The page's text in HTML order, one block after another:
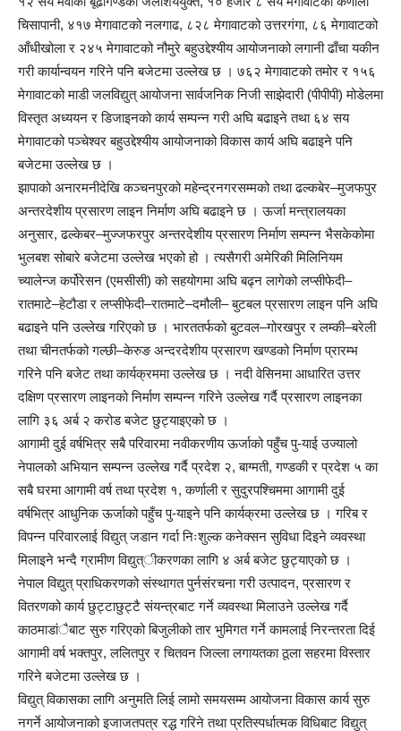
चिसापानी, ४१७ मेगावाटको नलगाढ, ८२८ मेगावाटको उत्तरगंगा, ८६ मेगावाटको
आँधीखोला र २४५ मेगावाटको नौमुरे बहुउद्देश्यीय आयोजनाको लगानी ढाँचा यकीन
गरी कार्यान्वयन गरिने पनि बजेटमा उल्लेख छ । ७६२ मेगावाटको तमोर र १५६
मेगावाटको माडी जलविद्युत् आयोजना सार्वजनिक निजी साझेदारी (पीपीपी) मोडेलमा
विस्तृत अध्ययन र डिजाइनको कार्य सम्पन्न गरी अघि बढाइने तथा ६४ सय
मेगावाटको पञ्चेश्वर बहुउद्देश्यीय आयोजनाको विकास कार्य अघि बढाइने पनि
बजेटमा उल्लेख छ ।
झापाको अनारमनीदेखि कञ्चनपुरको महेन्द्रनगरसम्मको तथा ढल्कबेर–मुजफपुर
अन्तरदेशीय प्रसारण लाइन निर्माण अघि बढाइने छ । ऊर्जा मन्त्रालयका
अनुसार, ढल्केबर–मुज्जफरपुर अन्तरदेशीय प्रसारण निर्माण सम्पन्न भैसकेकोमा
भुलबश सोबारे बजेटमा उल्लेख भएको हो । त्यसैगरी अमेरिकी मिलिनियम
च्यालेन्ज कर्पोरेसन (एमसीसी) को सहयोगमा अघि बढ्न लागेको लप्सीफेदी–
रातमाटे–हेटौडा र लप्सीफेदी–रातमाटे–दमौली– बुटबल प्रसारण लाइन पनि अघि
बढाइने पनि उल्लेख गरिएको छ । भारततर्फको बुटवल–गोरखपुर र लम्की–बरेली
तथा चीनतर्फको गल्छी–केरुङ अन्दरदेशीय प्रसारण खण्डको निर्माण प्रारम्भ
गरिने पनि बजेट तथा कार्यक्रममा उल्लेख छ । नदी वेसिनमा आधारित उत्तर
दक्षिण प्रसारण लाइनको निर्माण सम्पन्न गरिने उल्लेख गर्दै प्रसारण लाइनका
लागि ३६ अर्ब २ करोड बजेट छुट्याइएको छ ।
आगामी दुई वर्षभित्र सबै परिवारमा नवीकरणीय ऊर्जाको पहुँच पु-याई उज्यालो
नेपालको अभियान सम्पन्न उल्लेख गर्दै प्रदेश २, बाग्मती, गण्डकी र प्रदेश ५ का
सबै घरमा आगामी वर्ष तथा प्रदेश १, कर्णाली र सुदुरपश्चिममा आगामी दुई
वर्षभित्र आधुनिक ऊर्जाको पहुँच पु-याइने पनि कार्यक्रमा उल्लेख छ । गरिब र
विपन्न परिवारलाई विद्युत् जडान गर्दा निःशुल्क कनेक्सन सुविधा दिइने व्यवस्था
मिलाइने भन्दै ग्रामीण विद्युत्ीकरणका लागि ४ अर्ब बजेट छुट्याएको छ ।
नेपाल विद्युत् प्राधिकरणको संस्थागत पुर्नसंरचना गरी उत्पादन, प्रसारण र
वितरणको कार्य छुट्टाछुट्टै संयन्त्रबाट गर्ने व्यवस्था मिलाउने उल्लेख गर्दै
काठमाडांैबाट सुरु गरिएको बिजुलीको तार भुमिगत गर्ने कामलाई निरन्तरता दिई
आगामी वर्ष भक्तपुर, ललितपुर र चितवन जिल्ला लगायतका ठूला सहरमा विस्तार
गरिने बजेटमा उल्लेख छ ।
विद्युत् विकासका लागि अनुमति लिई लामो समयसम्म आयोजना विकास कार्य सुरु
नगर्ने आयोजनाको इजाजतपत्र रद्ध गरिने तथा प्रतिस्पर्धात्मक विधिबाट विद्युत्